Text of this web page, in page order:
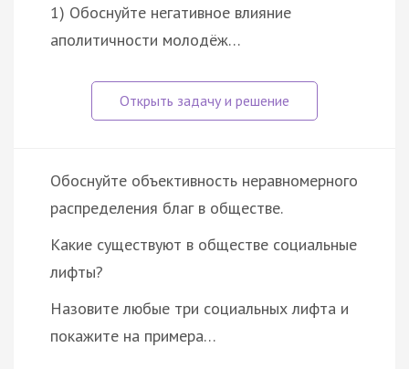
1) Обоснуйте негативное влияние
аполитичности молодёж…
Обоснуйте объективность неравномерного
распределения благ в обществе.
Какие существуют в обществе социальные
лифты?
Назовите любые три социальных лифта и
покажите на примера…